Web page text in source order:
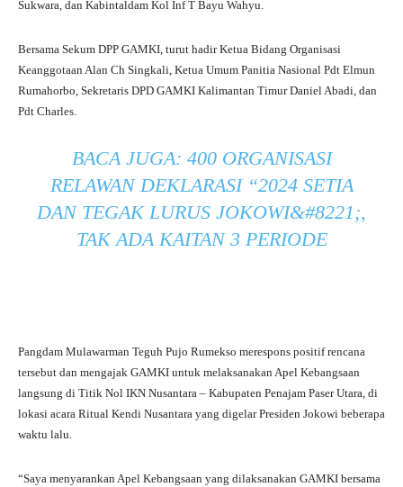
Sukwara, dan Kabintaldam Kol Inf T Bayu Wahyu.
Bersama Sekum DPP GAMKI, turut hadir Ketua Bidang Organisasi
Keanggotaan Alan Ch Singkali, Ketua Umum Panitia Nasional Pdt Elmun
Rumahorbo, Sekretaris DPD GAMKI Kalimantan Timur Daniel Abadi, dan
Pdt Charles.
BACA JUGA: 400 ORGANISASI
RELAWAN DEKLARASI “2024 SETIA
DAN TEGAK LURUS JOKOWI&#8221;,
TAK ADA KAITAN 3 PERIODE
Pangdam Mulawarman Teguh Pujo Rumekso merespons positif rencana
tersebut dan mengajak GAMKI untuk melaksanakan Apel Kebangsaan
langsung di Titik Nol IKN Nusantara – Kabupaten Penajam Paser Utara, di
lokasi acara Ritual Kendi Nusantara yang digelar Presiden Jokowi beberapa
waktu lalu.
“Saya menyarankan Apel Kebangsaan yang dilaksanakan GAMKI bersama